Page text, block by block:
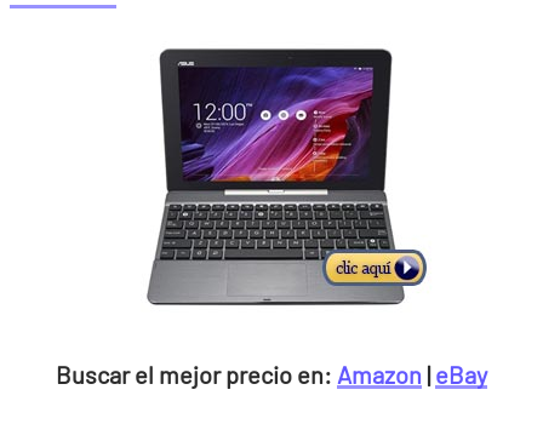
Buscar el mejor precio en: Amazon |eBay